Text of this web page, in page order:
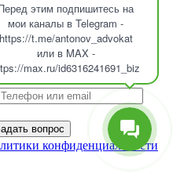
этим подпишитесь на
мои каналы в Telegram -
https://t.me/antonov_advokat
или в MAX -
max.ru/id6316241691_biz
вопрос
конфиденциальности